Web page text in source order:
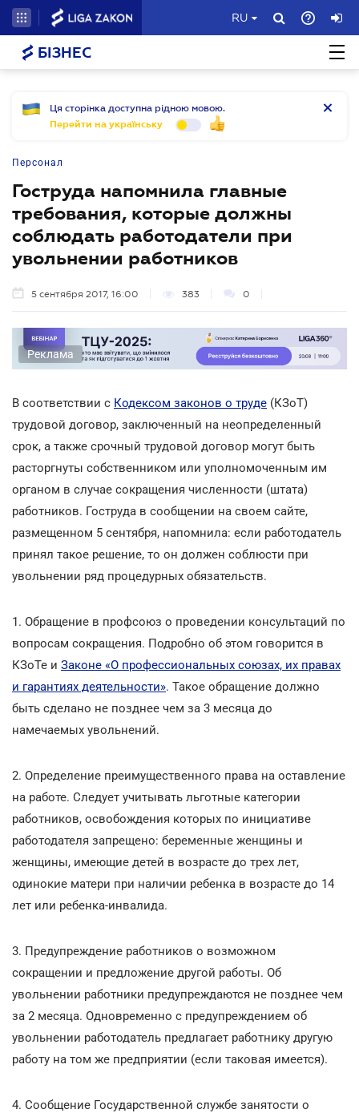
RU
БІЗНЕС
Ця сторінка доступна рідною мовою.
Перейти на українську
Персонал
Гоструда напомнила главные
требования, которые должны
соблюдать работодатели при
увольнении работников
5 сентября 2017, 16:00 383 0
Реклама
В соответствии с Кодексом законов о труде (КЗоТ)
трудовой договор, заключенный на неопределенный
срок, а также срочный трудовой договор могут быть
расторгнуты собственником или уполномоченным им
органом в случае сокращения численности (штата)
работников. Гоструда в сообщении на своем сайте,
размещенном 5 сентября, напомнила: если работодатель
принял такое решение, то он должен соблюсти при
увольнении ряд процедурных обязательств.
1. Обращение в профсоюз о проведении консультаций по
вопросам сокращения. Подробно об этом говорится в
КЗоТе и Законе «О профессиональных союзах, их правах
и гарантиях деятельности». Такое обращение должно
быть сделано не позднее чем за 3 месяца до
намечаемых увольнений.
2. Определение преимущественного права на оставление
на работе. Следует учитывать льготные категории
работников, освобождения которых по инициативе
работодателя запрещено: беременные женщины и
женщины, имеющие детей в возрасте до трех лет,
одинокие матери при наличии ребенка в возрасте до 14
лет или ребенка-инвалида.
3. Предупреждение работников о возможном
сокращении и предложение другой работы. Об
увольнении работники предупреждаются не позднее чем
за 2 месяца. Одновременно с предупреждением об
увольнении работодатель предлагает работнику другую
работу на том же предприятии (если таковая имеется).
4. Сообщение Государственной службе занятости о